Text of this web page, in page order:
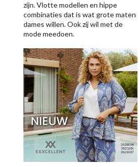
zijn. Vlotte modellen en hippe
combinaties dat is wat grote maten
dames willen. Ook zij wil met de
mode meedoen.